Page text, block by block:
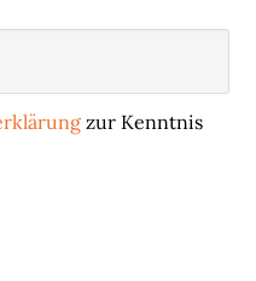
zur Kenntnis